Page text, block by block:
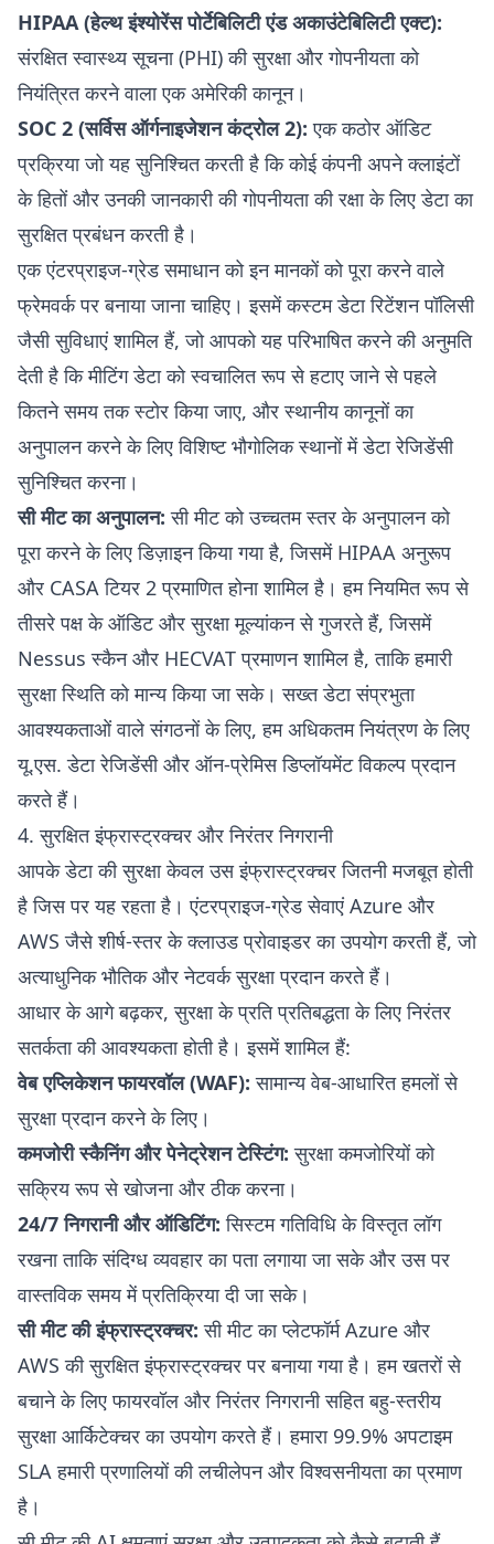
HIPAA (हेल्थ इंश्योरेंस पोर्टेबिलिटी एंड अकाउंटेबिलिटी एक्ट):
संरक्षित स्वास्थ्य सूचना (PHI) की सुरक्षा और गोपनीयता को
नियंत्रित करने वाला एक अमेरिकी कानून।
SOC 2 (सर्विस ऑर्गनाइजेशन कंट्रोल 2): एक कठोर ऑडिट
प्रक्रिया जो यह सुनिश्चित करती है कि कोई कंपनी अपने क्लाइंटों
के हितों और उनकी जानकारी की गोपनीयता की रक्षा के लिए डेटा का
सुरक्षित प्रबंधन करती है।
एक एंटरप्राइज-ग्रेड समाधान को इन मानकों को पूरा करने वाले
फ्रेमवर्क पर बनाया जाना चाहिए। इसमें कस्टम डेटा रिटेंशन पॉलिसी
जैसी सुविधाएं शामिल हैं, जो आपको यह परिभाषित करने की अनुमति
देती है कि मीटिंग डेटा को स्वचालित रूप से हटाए जाने से पहले
कितने समय तक स्टोर किया जाए, और स्थानीय कानूनों का
अनुपालन करने के लिए विशिष्ट भौगोलिक स्थानों में डेटा रेजिडेंसी
सुनिश्चित करना।
सी मीट का अनुपालन: सी मीट को उच्चतम स्तर के अनुपालन को
पूरा करने के लिए डिज़ाइन किया गया है, जिसमें HIPAA अनुरूप
और CASA टियर 2 प्रमाणित होना शामिल है। हम नियमित रूप से
तीसरे पक्ष के ऑडिट और सुरक्षा मूल्यांकन से गुजरते हैं, जिसमें
Nessus स्कैन और HECVAT प्रमाणन शामिल है, ताकि हमारी
सुरक्षा स्थिति को मान्य किया जा सके। सख्त डेटा संप्रभुता
आवश्यकताओं वाले संगठनों के लिए, हम अधिकतम नियंत्रण के लिए
यू.एस. डेटा रेजिडेंसी और ऑन-प्रेमिस डिप्लॉयमेंट विकल्प प्रदान
करते हैं।
4. सुरक्षित इंफ्रास्ट्रक्चर और निरंतर निगरानी
आपके डेटा की सुरक्षा केवल उस इंफ्रास्ट्रक्चर जितनी मजबूत होती
है जिस पर यह रहता है। एंटरप्राइज-ग्रेड सेवाएं Azure और
AWS जैसे शीर्ष-स्तर के क्लाउड प्रोवाइडर का उपयोग करती हैं, जो
अत्याधुनिक भौतिक और नेटवर्क सुरक्षा प्रदान करते हैं।
आधार के आगे बढ़कर, सुरक्षा के प्रति प्रतिबद्धता के लिए निरंतर
सतर्कता की आवश्यकता होती है। इसमें शामिल हैं:
वेब एप्लिकेशन फायरवॉल (WAF): सामान्य वेब-आधारित हमलों से
सुरक्षा प्रदान करने के लिए।
कमजोरी स्कैनिंग और पेनेट्रेशन टेस्टिंग: सुरक्षा कमजोरियों को
सक्रिय रूप से खोजना और ठीक करना।
24/7 निगरानी और ऑडिटिंग: सिस्टम गतिविधि के विस्तृत लॉग
रखना ताकि संदिग्ध व्यवहार का पता लगाया जा सके और उस पर
वास्तविक समय में प्रतिक्रिया दी जा सके।
सी मीट की इंफ्रास्ट्रक्चर: सी मीट का प्लेटफॉर्म Azure और
AWS की सुरक्षित इंफ्रास्ट्रक्चर पर बनाया गया है। हम खतरों से
बचाने के लिए फायरवॉल और निरंतर निगरानी सहित बहु-स्तरीय
सुरक्षा आर्किटेक्चर का उपयोग करते हैं। हमारा 99.9% अपटाइम
SLA हमारी प्रणालियों की लचीलेपन और विश्वसनीयता का प्रमाण
है।